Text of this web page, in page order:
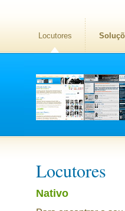
Locutores
Locutores
Nativo